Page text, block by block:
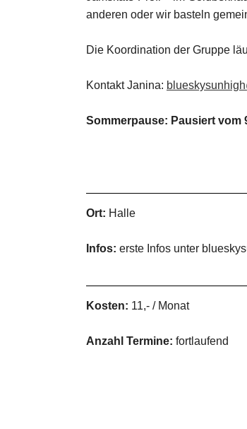
anderen oder wir basteln
Die Koordination der Gruppe
Kontakt Janina:
Sommerpause: Pausiert vom
Ort: Halle
Infos: erste Infos unter
Kosten: 11,- / Monat
Anzahl Termine: fortlaufend